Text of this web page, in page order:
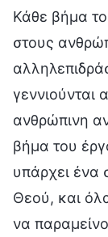
Κάθε βήμα
στους
γεννιούνται
ανθρώπινη
βήμα του
υπάρχει ένα
Θεού, και
να